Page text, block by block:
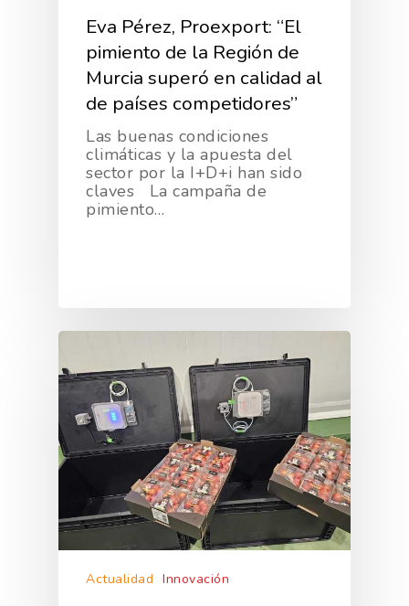
Eva Pérez, Proexport: “El
pimiento de la Región de
Murcia superó en calidad al
de países competidores”
Las buenas condiciones
climáticas y la apuesta del
sector por la I+D+i han sido
claves La campaña de
pimiento…
Actualidad Innovación